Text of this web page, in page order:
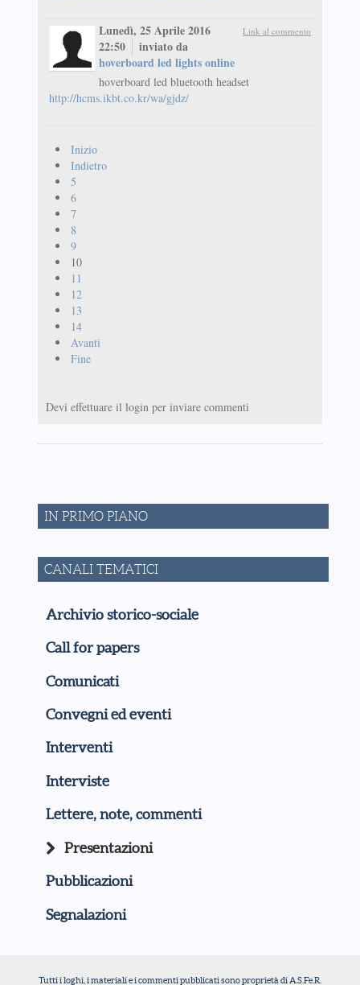
Link al commento
Lunedì, 25 Aprile 2016
22:50
inviato da
hoverboard led lights online
hoverboard led bluetooth headset
http://hcms.ikbt.co.kr/wa/gjdz/
Inizio
Indietro
5
6
7
8
9
10
11
12
13
14
Avanti
Fine
Devi effettuare il login per inviare commenti
IN PRIMO PIANO
CANALI TEMATICI
Archivio storico-sociale
Call for papers
Comunicati
Convegni ed eventi
Interventi
Interviste
Lettere, note, commenti
Presentazioni
Pubblicazioni
Segnalazioni
Tutti i loghi, i materiali e i commenti pubblicati sono proprietà di A.S.Fe.R.